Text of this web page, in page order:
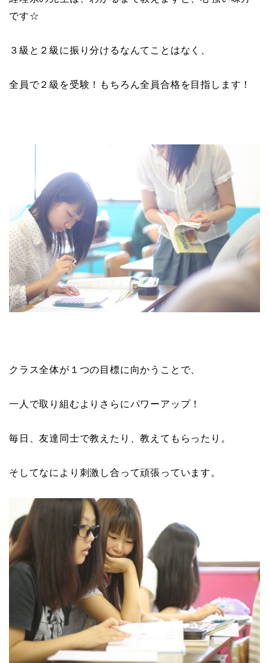
です☆
３級と２級に振り分けるなんてことはなく、
全員で２級を受験！もちろん全員合格を目指します！
クラス全体が１つの目標に向かうことで、
一人で取り組むよりさらにパワーアップ！
毎日、友達同士で教えたり、教えてもらったり。
そしてなにより刺激し合って頑張っています。